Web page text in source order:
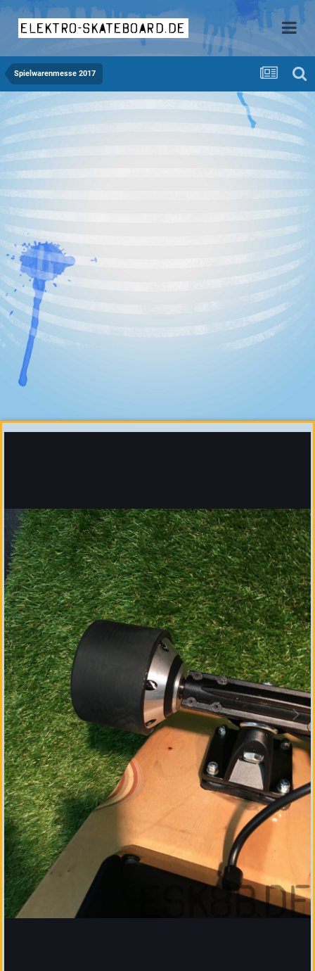
elektro-skateboard.de
Spielwarenmesse 2017